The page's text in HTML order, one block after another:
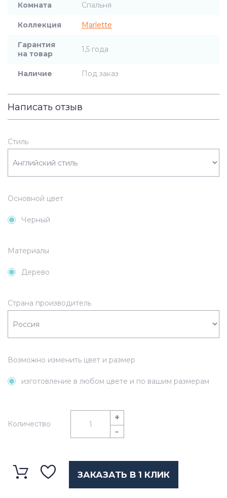
Комната Спальня
Коллекция Marlette
Гарантия
на товар
1,5 года
Наличие Под заказ
Написать отзыв
Черный
Дерево
изготовление в любом цвете и по вашим размерам
Количество
+
-
ЗАКАЗАТЬ В 1 КЛИК